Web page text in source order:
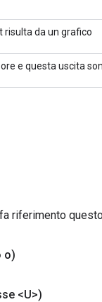
risulta da un grafico
e questa uscita
riferimento
o)
<U>)